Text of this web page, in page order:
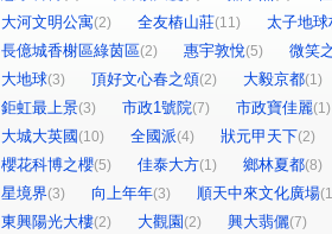
大河文明公寓(2) 全友樁山莊(11) 太子地球
長億城香榭區綠茵區(2) 惠宇敦悅(5) 微笑
大地球(3) 頂好文心春之頌(2) 大毅京都(1)
鉅虹最上景(3) 市政1號院(7) 市政寶佳麗(1)
大城大英國 (10) 全國派(4) 狀元甲天下(2)
櫻花科博之櫻(5) 佳泰大方(1) 鄉林夏都(8)
星境界(3) 向上年年(3) 順天中來文化廣場
東興陽光大樓(2) 大觀園 (2) 興大翡儷(7)